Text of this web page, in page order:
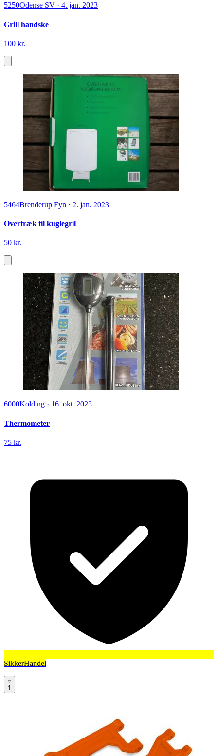
5250Odense SV · 4. jan. 2023
Grill handske
100 kr.
5464Brenderup Fyn · 2. jan. 2023
Overtræk til kuglegril
50 kr.
6000Kolding · 16. okt. 2023
Thermometer
75 kr.
SikkerHandel
1